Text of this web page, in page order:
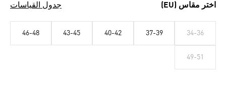
اختر مقاس (EU) جدول القياسات
34-36
37-39
40-42
43-45
46-48
49-51